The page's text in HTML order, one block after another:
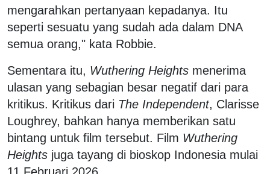
mengarahkan pertanyaan kepadanya. Itu
seperti sesuatu yang sudah ada dalam DNA
semua orang," kata Robbie.
Sementara itu, Wuthering Heights menerima
ulasan yang sebagian besar negatif dari para
kritikus. Kritikus dari The Independent, Clarisse
Loughrey, bahkan hanya memberikan satu
bintang untuk film tersebut. Film Wuthering
Heights juga tayang di bioskop Indonesia mulai